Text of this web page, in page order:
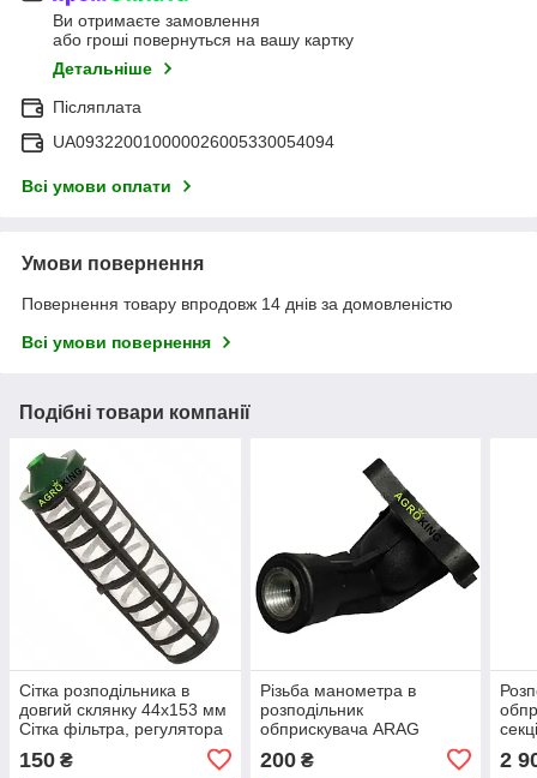
Ви отримаєте замовлення
або гроші повернуться на вашу картку
Детальніше
Післяплата
UA093220010000026005330054094
Всі умови оплати
Умови повернення
Повернення товару впродовж 14 днів за домовленістю
Всі умови повернення
Подібні товари компанії
Сітка розподільника в
довгий склянку 44х153 мм
Сітка фільтра, регулятора
обприскувача
150 ₴
Різьба манометра в
розподільник
обприскувача ARAG
200₴ 2